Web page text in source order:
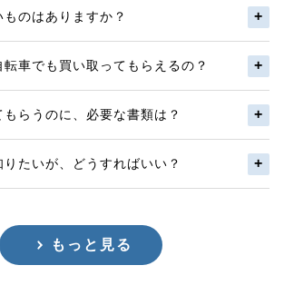
のはありますか？
車でも買い取ってもらえるの？
もらうのに、必要な書類は？
りたいが、どうすればいい？
もっと見る